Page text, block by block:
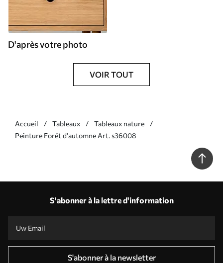
D'après votre photo
VOIR TOUT
Accueil Tableaux
Tableaux nature
Peinture Forêt d'automne Art. s36008
S'abonner à la lettre d'information
S'abonner à la newsletter